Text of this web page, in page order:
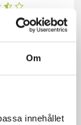
Om
innehållet